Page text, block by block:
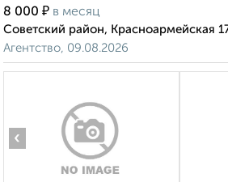
8 000 ₽ в месяц
Советский район, Красноармейская
Агентство, 09.08.2026
‹